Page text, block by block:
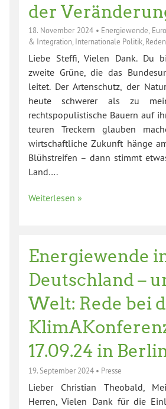
der
18. November 2024• Energiewende
& Integration Internationale Politik Reden
Liebe Steffi, Vielen Dank. Du
zweite Grüne, die das
leitet. Der Artenschutz, der
heute schwerer als zu
rechtspopulistische Bauern auf
teuren Treckern glauben
wirtschaftliche Zukunft hänge
Blühstreifen – dann stimmt
Land….
Weiterlesen »
Energiewende
Deutschland –
Welt: Rede bei
17.09.24 in
19. September 2024 • Presse
Lieber Christian Theobald,
Herren, Vielen Dank für die